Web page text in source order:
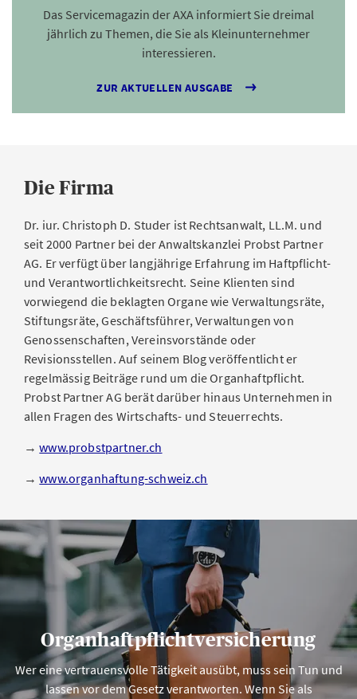
Das Servicemagazin der AXA informiert Sie dreimal
jährlich zu Themen, die Sie als Kleinunternehmer
interessieren.
ZUR AKTUELLEN AUSGABE
Die Firma
Dr. iur. Christoph D. Studer ist Rechtsanwalt, LL.M. und
seit 2000 Partner bei der Anwaltskanzlei Probst Partner
AG. Er verfügt über langjährige Erfahrung im Haftpflicht-
und Verantwortlichkeitsrecht. Seine Klienten sind
vorwiegend die beklagten Organe wie Verwaltungsräte,
Stiftungsräte, Geschäftsführer, Verwaltungen von
Genossenschaften, Vereinsvorstände oder
Revisionsstellen. Auf seinem Blog veröffentlicht er
regelmässig Beiträge rund um die Organhaftpflicht.
Probst Partner AG berät darüber hinaus Unternehmen in
allen Fragen des Wirtschafts- und Steuerrechts.
→www.probstpartner.ch
→www.organhaftung-schweiz.ch
Organhaftpflichtversicherung
Wer eine vertrauensvolle Tätigkeit ausübt, muss sein Tun und
lassen vor dem Gesetz verantworten. Wenn Sie als